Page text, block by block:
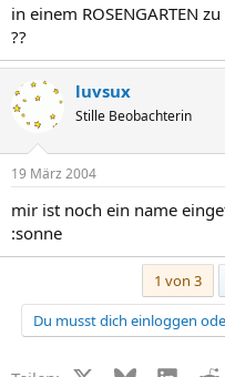
in einem ROSENGARTEN
??
luvsux
Stille Beobachterin
19 März 2004
mir ist noch ein name
:sonne
1 von 3
Du musst dich einloggen